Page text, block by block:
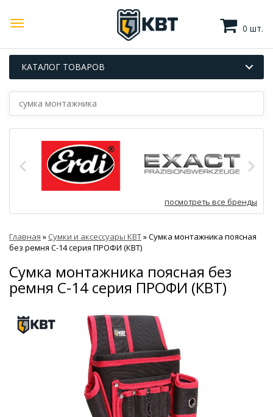
0 шт.
КАТАЛОГ ТОВАРОВ
посмотреть все бренды
Главная » Сумки и аксессуары КВТ»Сумка монтажника поясная
без ремня С-14 серия ПРОФИ (КВТ)
Сумка монтажника поясная без
ремня С-14 серия ПРОФИ (КВТ)